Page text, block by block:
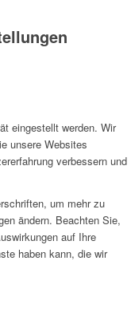
eingestellt werden. Wir
unsere Websites
verbessern und
um mehr zu
ändern. Beachten Sie,
auf Ihre
haben kann, die wir